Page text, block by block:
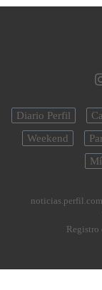
Diario Perfil
Weekend
Registro